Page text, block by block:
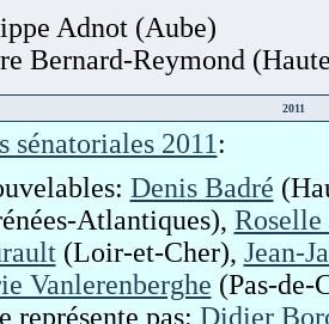
Adnot (Aube)
Bernard-Reymond
2011
sénatoriales 2011 :
Denis Badré
Atlantiques), Roselle
(Loir-et-Cher), Jean-
Vanlerenberghe (Pas-de-
représente pas: Didier